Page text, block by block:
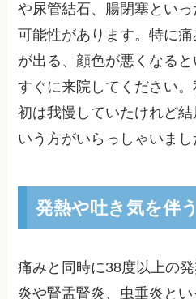
や尿管結石、腸閉塞とい
可能性があります。特に
が出る、顔色が悪くなると
すぐに来院してください
初は我慢していたけれど
いう方がいらっしゃいまし
発熱や吐き気を伴
痛みと同時に38度以上の
炎や腎盂腎炎、虫垂炎と